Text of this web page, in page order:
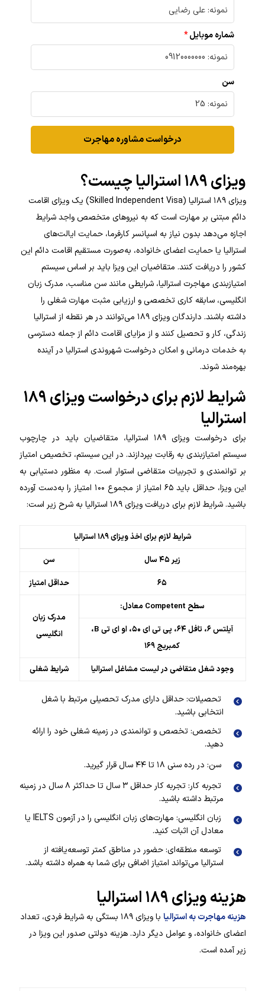
شماره موبایل
سن
درخواست مشاوره مهاجرت
ویزای ۱۸۹ استرالیا چیست؟
ویزای ۱۸۹ استرالیا (Skilled Independent Visa) یک ویزای اقامت
دائم مبتنی بر مهارت است که به نیروهای متخصص واجد شرایط
اجازه می‌دهد بدون نیاز به اسپانسر کارفرما، حمایت ایالت‌های
استرالیا یا حمایت اعضای خانواده، به‌صورت مستقیم اقامت دائم این
کشور را دریافت کنند. متقاضیان این ویزا باید بر اساس سیستم
امتیازبندی مهاجرت استرالیا، شرایطی مانند سن مناسب، مدرک زبان
انگلیسی، سابقه کاری تخصصی و ارزیابی مثبت مهارت شغلی را
داشته باشند. دارندگان ویزای ۱۸۹ می‌توانند در هر نقطه از استرالیا
زندگی، کار و تحصیل کنند و از مزایای اقامت دائم از جمله دسترسی
به خدمات درمانی و امکان درخواست شهروندی استرالیا در آینده
بهره‌مند شوند.
شرایط لازم برای درخواست ویزای ۱۸۹
استرالیا
برای درخواست ویزای ۱۸۹ استرالیا، متقاضیان باید در چارچوب
سیستم امتیازبندی به رقابت بپردازند. در این سیستم، تخصیص امتیاز
بر توانمندی و تجربیات متقاضی استوار است. به منظور دستیابی به
این ویزا، حداقل باید ۶۵ امتیاز از مجموع ۱۰۰ امتیاز را به‌دست آورده
باشید. شرایط لازم برای دریافت ویزای ۱۸۹ استرالیا به شرح زیر است:
شرایط لازم برای اخذ ویزای ۱۸۹ استرالیا
زیر ۴۵ سال
سن
۶۵
حداقل امتیاز
سطح Competent معادل:
مدرک زبان
انگلیسی
آیلتس ۶، تافل ۶۴، پی تی ای ۵۰، او ای تی B،
کمبریج ۱۶۹
وجود شغل متقاضی در لیست مشاغل استرالیا
شرایط شغلی
تحصیلات: حداقل دارای مدرک تحصیلی مرتبط با شغل
انتخابی باشید.
تخصص: تخصص و توانمندی در زمینه شغلی خود را ارائه
دهید.
سن: در رده سنی ۱۸ تا ۴۴ سال قرار گیرید.
تجربه کار: تجربه کار حداقل ۳ سال تا حداکثر ۸ سال در زمینه
مرتبط داشته باشید.
زبان انگلیسی: مهارت‌های زبان انگلیسی را در آزمون IELTS یا
معادل آن اثبات کنید.
توسعه منطقه‌ای: حضور در مناطق کمتر توسعه‌یافته از
استرالیا می‌تواند امتیاز اضافی برای شما به همراه داشته باشد.
هزینه ویزای ۱۸۹ استرالیا
هزینه مهاجرت به استرالیا
با ویزای ۱۸۹ بستگی به شرایط فردی، تعداد
اعضای خانواده، و عوامل دیگر دارد. هزینه دولتی صدور این ویزا در
زیر آمده است.